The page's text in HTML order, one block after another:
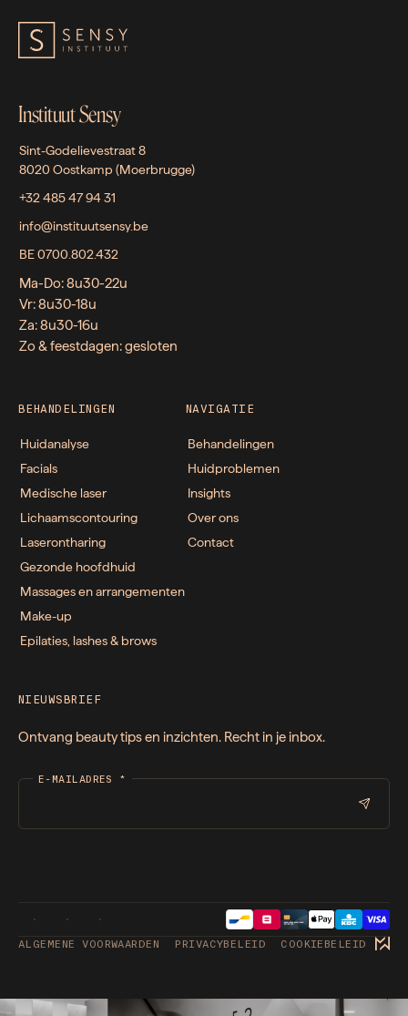
Instituut Sensy
Sint-Godelievestraat 8
8020 Oostkamp (Moerbrugge)
+32 485 47 94 31
info@instituutsensy.be
BE 0700.802.432
Ma-Do: 8u30-22u
Vr: 8u30-18u
Za: 8u30-16u
Zo & feestdagen: gesloten
BEHANDELINGEN
Huidanalyse
Facials
Medische laser
Lichaamscontouring
Laserontharing
Gezonde hoofdhuid
Massages en arrangementen
Make-up
Epilaties, lashes & brows
NAVIGATIE
Behandelingen
Huidproblemen
Insights
Over ons
Contact
NIEUWSBRIEF
Ontvang beauty tips en inzichten. Recht in je inbox.
E-MAILADRES *
ALGEMENE VOORWAARDEN PRIVACYBELEID COOKIEBELEID